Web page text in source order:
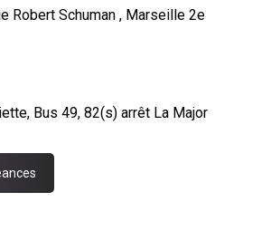
Robert Schuman , Marseille 2e
Bus 49, 82(s) arrêt La Major